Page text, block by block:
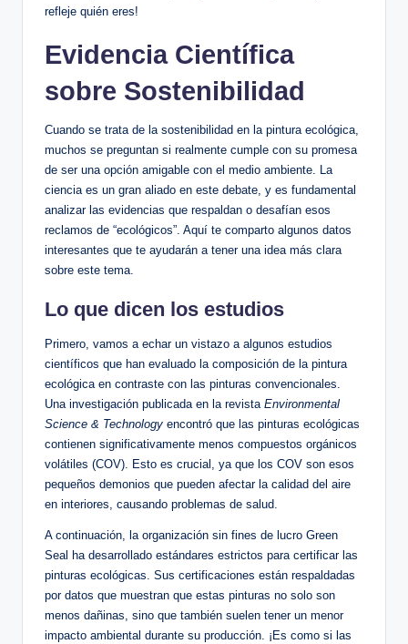
refleje quién eres!
Evidencia Científica
sobre Sostenibilidad
Cuando se trata de la sostenibilidad en la pintura ecológica,
muchos se preguntan si realmente cumple con su promesa
de ser una opción amigable con el medio ambiente. La
ciencia es un gran aliado en este debate, y es fundamental
analizar las evidencias que respaldan o desafían esos
reclamos de “ecológicos”. Aquí te comparto algunos datos
interesantes que te ayudarán a tener una idea más clara
sobre este tema.
Lo que dicen los estudios
Primero, vamos a echar un vistazo a algunos estudios
científicos que han evaluado la composición de la pintura
ecológica en contraste con las pinturas convencionales.
Una investigación publicada en la revista Environmental
Science & Technology encontró que las pinturas ecológicas
contienen significativamente menos compuestos orgánicos
volátiles (COV). Esto es crucial, ya que los COV son esos
pequeños demonios que pueden afectar la calidad del aire
en interiores, causando problemas de salud.
A continuación, la organización sin fines de lucro Green
Seal ha desarrollado estándares estrictos para certificar las
pinturas ecológicas. Sus certificaciones están respaldadas
por datos que muestran que estas pinturas no solo son
menos dañinas, sino que también suelen tener un menor
impacto ambiental durante su producción. ¡Es como si las